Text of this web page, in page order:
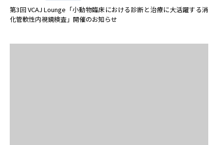
第3回 VCAJ Lounge「小動物臨床における診断と治療に大活躍する消
化管軟性内視鏡検査」開催のお知らせ